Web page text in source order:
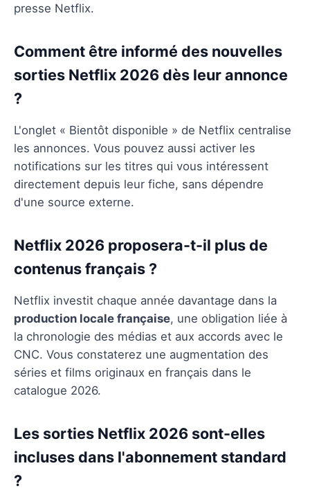
presse Netflix.
Comment être informé des nouvelles
sorties Netflix 2026 dès leur annonce
?
L'onglet « Bientôt disponible » de Netflix centralise
les annonces. Vous pouvez aussi activer les
notifications sur les titres qui vous intéressent
directement depuis leur fiche, sans dépendre
d'une source externe.
Netflix 2026 proposera-t-il plus de
contenus français ?
Netflix investit chaque année davantage dans la
production locale française, une obligation liée à
la chronologie des médias et aux accords avec le
CNC. Vous constaterez une augmentation des
séries et films originaux en français dans le
catalogue 2026.
Les sorties Netflix 2026 sont-elles
incluses dans l'abonnement standard
?